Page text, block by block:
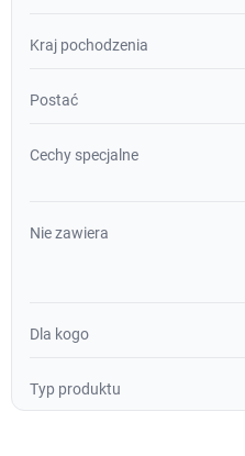
Kraj pochodzenia
Postać
Cechy specjalne
Nie zawiera
Dla kogo
Typ produktu